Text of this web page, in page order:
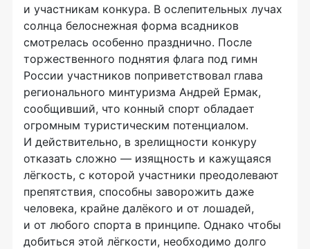
и участникам конкура. В ослепительных лучах
солнца белоснежная форма всадников
смотрелась особенно празднично. После
торжественного поднятия флага под гимн
России участников поприветствовал глава
регионального минтуризма Андрей Ермак,
сообщивший, что конный спорт обладает
огромным туристическим потенциалом.
И действительно, в зрелищности конкуру
отказать сложно — изящность и кажущаяся
лёгкость, с которой участники преодолевают
препятствия, способны заворожить даже
человека, крайне далёкого и от лошадей,
и от любого спорта в принципе. Однако чтобы
добиться этой лёгкости, необходимо долго